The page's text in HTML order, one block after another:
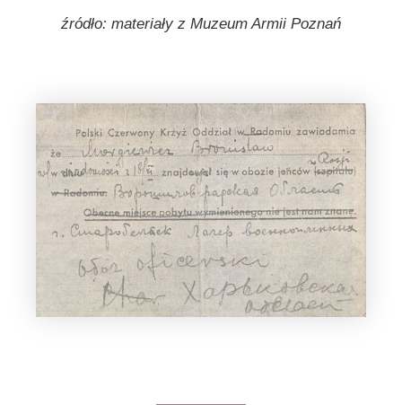
źródło: materiały z Muzeum Armii Poznań